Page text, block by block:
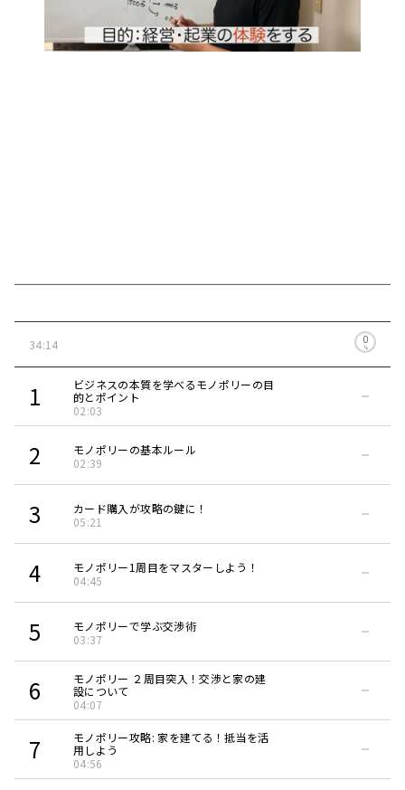
34:14 0
%
1
ビジネスの本質を学べるモノポリーの目
的とポイント
02:03
2
モノポリーの基本ルール
02:39
3
カード購入が攻略の鍵に！
05:21
4
モノポリー1周目をマスターしよう！
04:45
5
モノポリーで学ぶ交渉術
03:37
6
モノポリー ２周目突入！交渉と家の建
設について
04:07
7
モノポリー攻略: 家を建てる！抵当を活
用しよう
04:56